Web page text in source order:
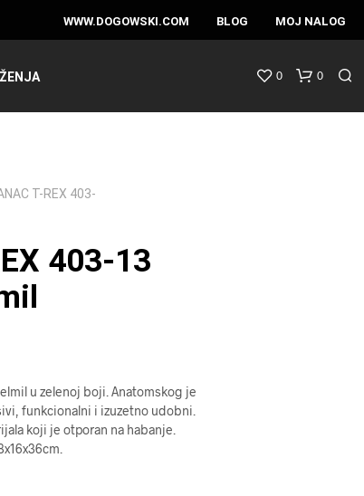
WWW.DOGOWSKI.COM BLOG MOJ NALOG
0 0
T-REX 403-
403-13
u zelenoj boji. Anatomskog je
funkcionalni i izuzetno udobni.
koji je otporan na habanje.